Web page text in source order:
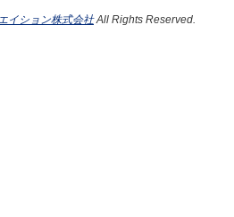
イション株式会社All Rights Reserved.